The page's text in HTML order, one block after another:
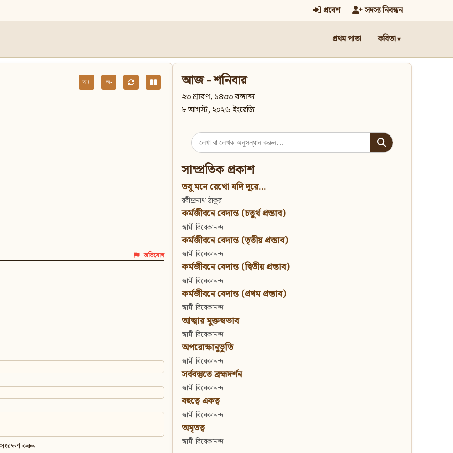
প্রবেশ সদস্য নিবন্ধন
প্রথম পাতা কবিতা
অ+ অ-
অভিযোগ
করুন।
আজ - শনিবার
২৩ শ্রাবণ, ১৪৩৩ বঙ্গাব্দ
৮ আগস্ট, ২০২৬ ইংরেজি
Search
for:
সাম্প্রতিক প্রকাশ
তবু মনে রেখো যদি দূরে...
রবীন্দ্রনাথ ঠাকুর
কর্মজীবনে বেদান্ত (চতুর্থ প্রস্তাব)
স্বামী বিবেকানন্দ
কর্মজীবনে বেদান্ত (তৃতীয় প্রস্তাব)
স্বামী বিবেকানন্দ
কর্মজীবনে বেদান্ত (দ্বিতীয় প্রস্তাব)
স্বামী বিবেকানন্দ
কর্মজীবনে বেদান্ত (প্রথম প্রস্তাব)
স্বামী বিবেকানন্দ
আত্মার মুক্তস্বভাব
স্বামী বিবেকানন্দ
অপরোক্ষানুভূতি
স্বামী বিবেকানন্দ
সর্ববস্তুতে ব্রহ্মদর্শন
স্বামী বিবেকানন্দ
বহুত্বে একত্ব
স্বামী বিবেকানন্দ
অমৃতত্ব
স্বামী বিবেকানন্দ